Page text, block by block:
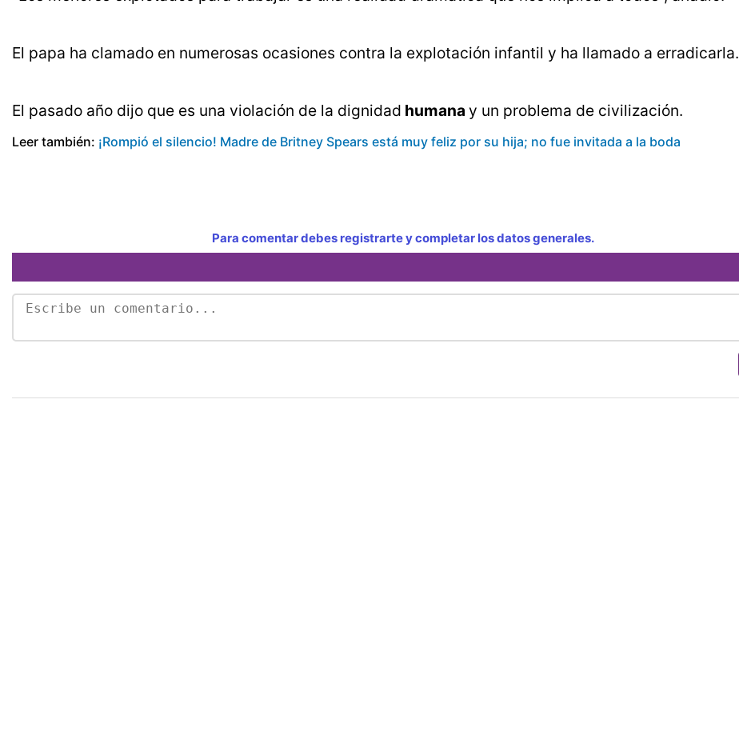
El papa ha clamado en numerosas ocasiones contra la explotación infantil y ha llamado a erradicarla.
El pasado año dijo que es una violación de la dignidad humana y un problema de civilización.
Leer también: ¡Rompió el silencio! Madre de Britney Spears está muy feliz por su hija; no fue invitada a la boda
Para comentar debes registrarte y completar los datos generales.